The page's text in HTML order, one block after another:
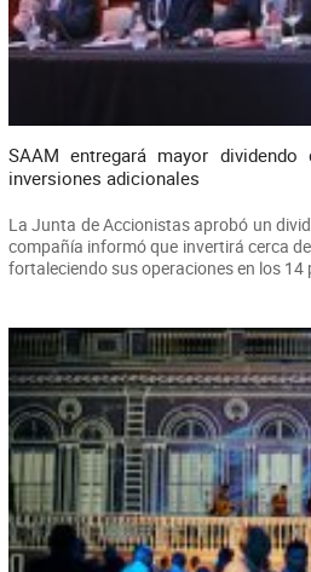
SAAM entregará mayor
inversiones adicionales
La Junta de Accionistas aprobó un
compañía informó que invertirá cerca
fortaleciendo sus operaciones en los 14